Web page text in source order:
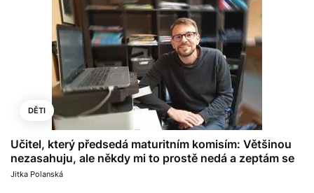
DĚTI
Učitel, který předsedá maturitním komisím: Většinou
nezasahuju, ale někdy mi to prostě nedá a zeptám se
Jitka Polanská